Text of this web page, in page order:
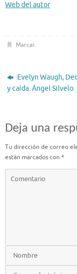
Web del autor
Marcar.
Evelyn Waugh,
y caída. Ángel Silvelo
Deja una
Tu dirección de correo
están marcados con *